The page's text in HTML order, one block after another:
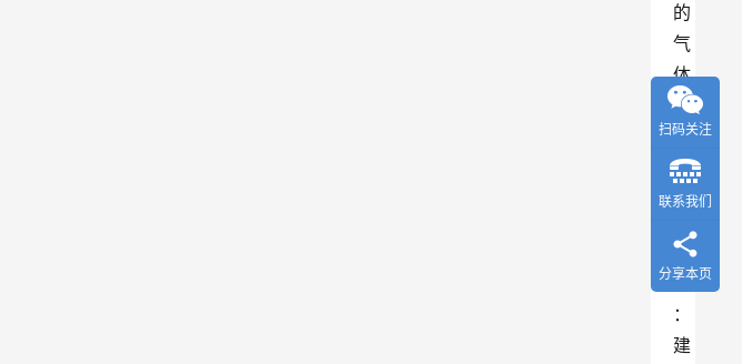
的
气
体
。
2
、
济
性
：
建
扫码关注
联系我们
分享本页